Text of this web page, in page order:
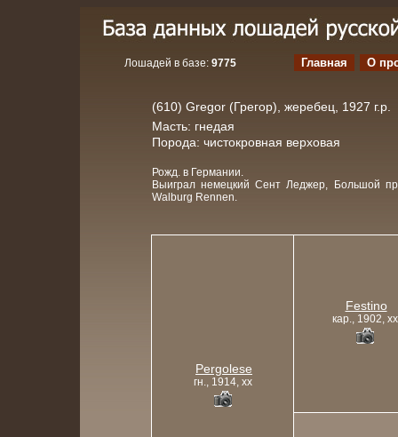
Лошадей в базе: 9775 Главная О
(610) Gregor (Грегор), жеребец, 1927 г.р.
Масть: гнедая
Порода: чистокровная верховая
Рожд. в Германии.
Выиграл немецкий Сент Леджер, Большой
Walburg Rennen.
Pergolese
гн., 1914, xx
Festino
кар., 1902, xx